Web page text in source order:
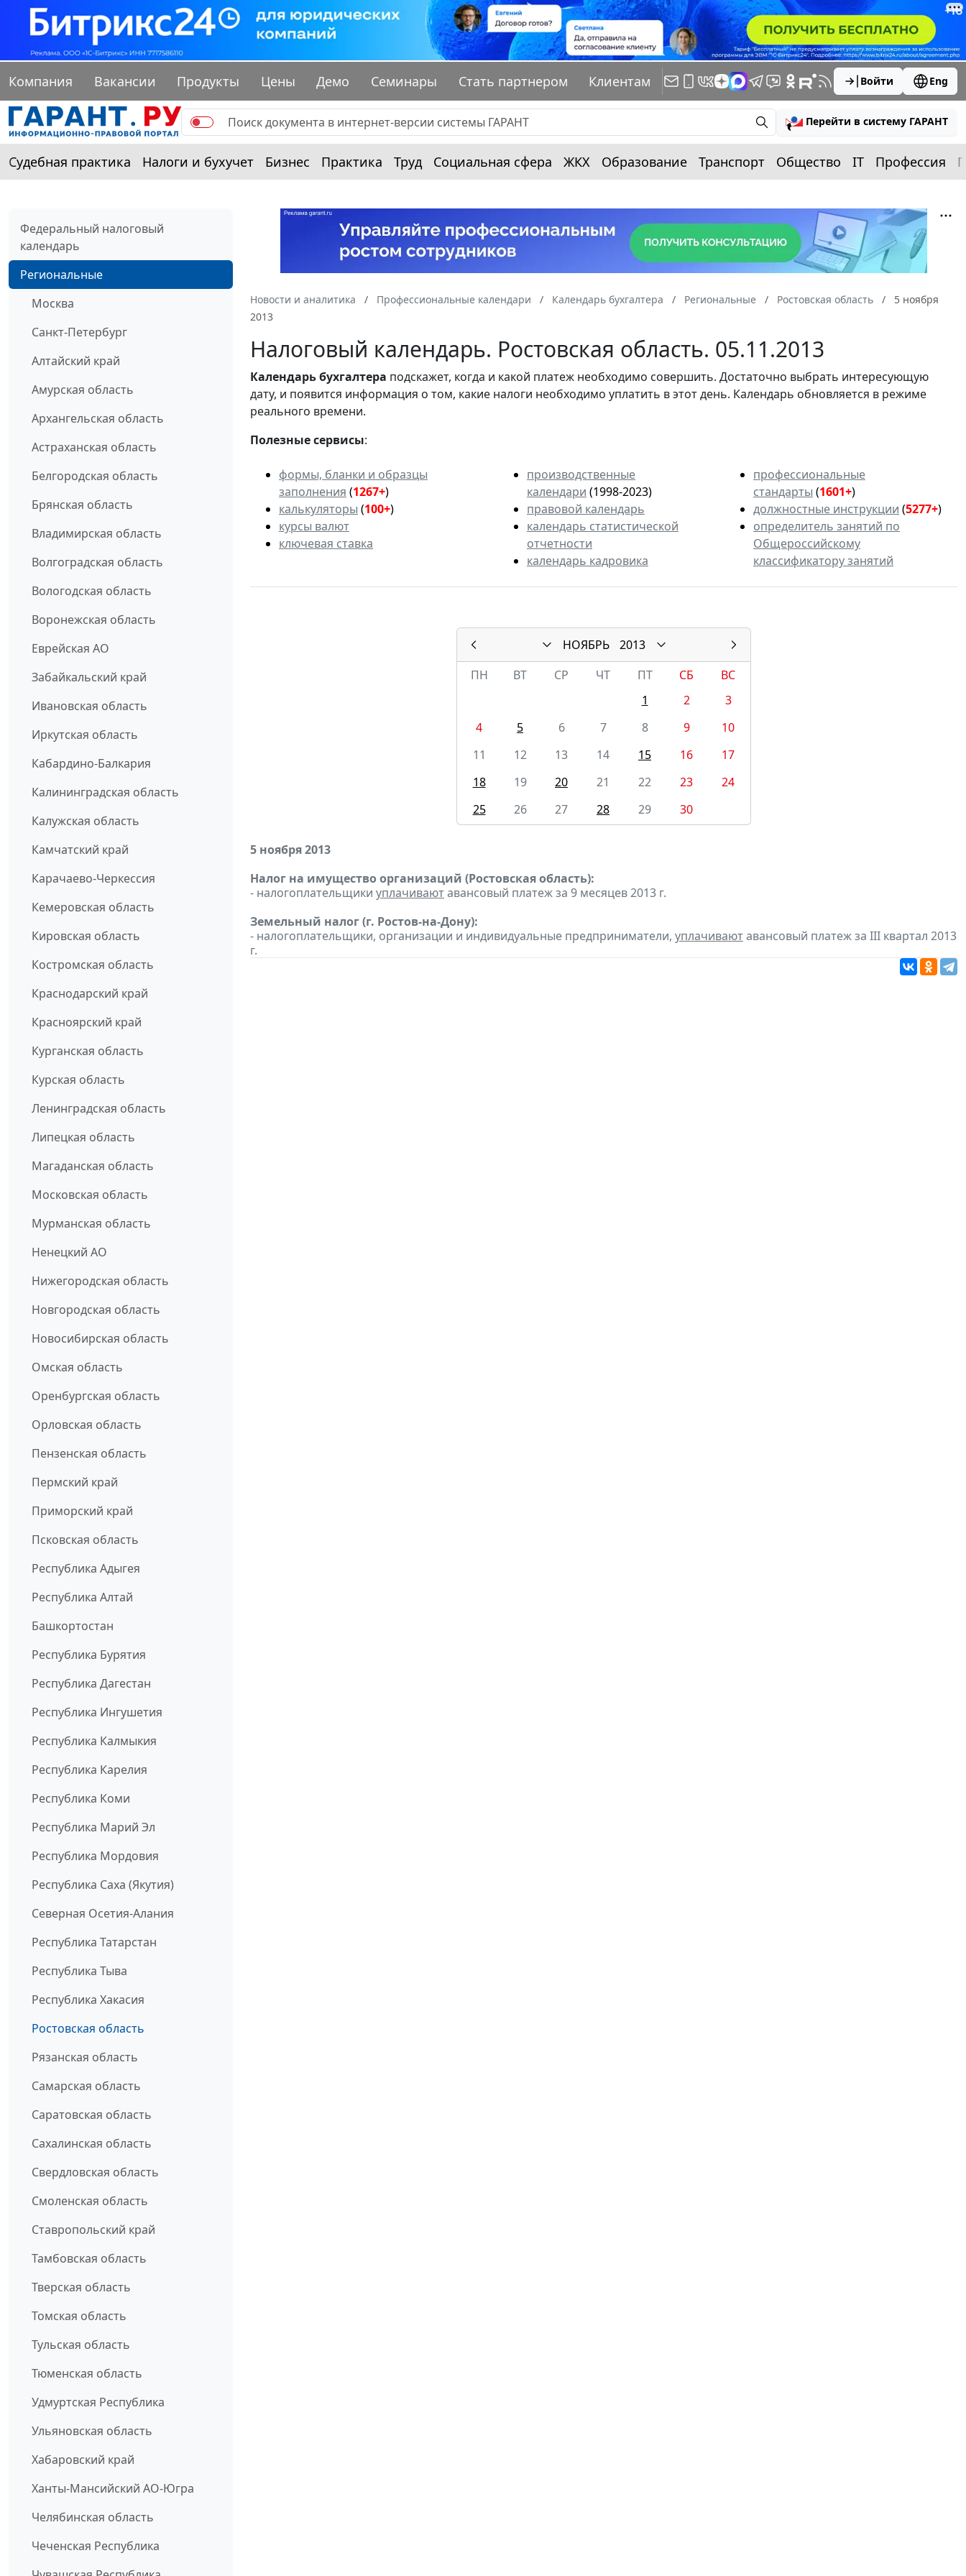
Компания Вакансии Продукты Цены Демо Семинары Стать партнером Клиентам Войти Eng
Перейти в систему ГАРАНТ
Судебная практика Налоги и бухучет Бизнес Практика Труд Социальная сфера ЖКХ Образование Транспорт Общество IT Профессия
Федеральный налоговый
календарь
Региональные
Москва
Санкт-Петербург
Алтайский край
Амурская область
Архангельская область
Астраханская область
Белгородская область
Брянская область
Владимирская область
Волгоградская область
Вологодская область
Воронежская область
Еврейская АО
Забайкальский край
Ивановская область
Иркутская область
Кабардино-Балкария
Калининградская область
Калужская область
Камчатский край
Карачаево-Черкессия
Кемеровская область
Кировская область
Костромская область
Краснодарский край
Красноярский край
Курганская область
Курская область
Ленинградская область
Липецкая область
Магаданская область
Московская область
Мурманская область
Ненецкий АО
Нижегородская область
Новгородская область
Новосибирская область
Омская область
Оренбургская область
Орловская область
Пензенская область
Пермский край
Приморский край
Псковская область
Республика Адыгея
Республика Алтай
Башкортостан
Республика Бурятия
Республика Дагестан
Республика Ингушетия
Республика Калмыкия
Республика Карелия
Республика Коми
Республика Марий Эл
Республика Мордовия
Республика Саха (Якутия)
Северная Осетия-Алания
Республика Татарстан
Республика Тыва
Республика Хакасия
Ростовская область
Рязанская область
Самарская область
Саратовская область
Сахалинская область
Свердловская область
Смоленская область
Ставропольский край
Тамбовская область
Тверская область
Томская область
Тульская область
Тюменская область
Удмуртская Республика
Ульяновская область
Хабаровский край
Ханты-Мансийский АО-Югра
Челябинская область
Чеченская Республика
Новости и аналитика Профессиональные календари Календарь бухгалтера Региональные Ростовская область
5 ноября
2013
Налоговый календарь. Ростовская область. 05.11.2013
Календарьбухгалтера подскажет, когда и какой платеж необходимо совершить. Достаточно выбрать интересующую
дату, и появится информация о том, какие налоги необходимо уплатить в этот день. Календарь обновляется в режиме
реального времени.
Полезные сервисы:
формы, бланки и образцы
заполнения (1267+)
калькуляторы (100+)
курсы валют
ключевая ставка
производственные
календари (1998-2023)
правовой календарь
календарь статистической
отчетности
календарь кадровика
профессиональные
стандарты (1601+)
должностные инструкции (5277+)
определитель занятий по
Общероссийскому
классификатору занятий
НОЯБРЬ
2013
ПН
ВТ СР ЧТ ПТ СБ
ВС
1
2
3
4
5 6 7 8 9
10
11
12 13 14 15 16
17
18
19 20 21 22 23
24
25
26 27 28 29 30
5 ноября 2013
Налог на имущество организаций (Ростовская область):
- налогоплательщики уплачиваютавансовый платеж за 9 месяцев 2013 г.
Земельный налог (г. Ростов-на-Дону):
- налогоплательщики, организации и индивидуальные предприниматели, уплачиваютавансовый платеж за III квартал 2013
г.